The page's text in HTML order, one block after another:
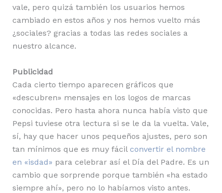
vale, pero quizá también los usuarios hemos
cambiado en estos años y nos hemos vuelto más
¿sociales? gracias a todas las redes sociales a
nuestro alcance.
Publicidad
Cada cierto tiempo aparecen gráficos que
«descubren» mensajes en los logos de marcas
conocidas. Pero hasta ahora nunca había visto que
Pepsi tuviese otra lectura si se le da la vuelta. Vale,
sí, hay que hacer unos pequeños ajustes, pero son
tan mínimos que es muy fácil convertir el nombre
en «isdad» para celebrar así el Día del Padre. Es un
cambio que sorprende porque también «ha estado
siempre ahí», pero no lo habíamos visto antes.